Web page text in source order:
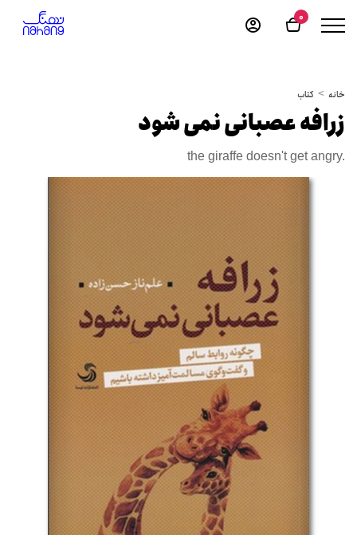
0
خانه کتاب
زرافه عصبانی نمی شود
the giraffe doesn't get angry.